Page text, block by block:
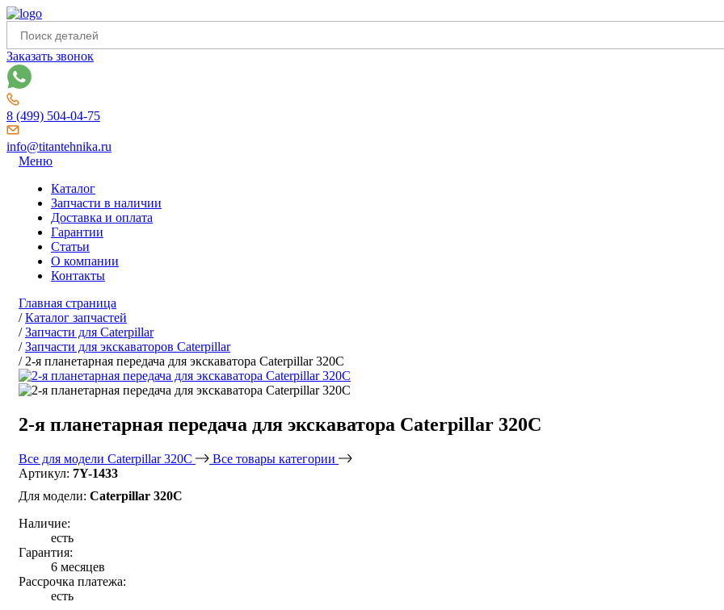
Заказать звонок
8 (499) 504-04-75
info@titantehnika.ru
Меню
Каталог
Запчасти в наличии
Доставка и оплата
Гарантии
Статьи
О компании
Контакты
Главная страница
/Каталог запчастей
/Запчасти для Caterpillar
/Запчасти для экскаваторов Caterpillar
/ 2-я планетарная передача для экскаватора Caterpillar 320C
2-я планетарная передача для экскаватора Caterpillar 320C
Все для модели Caterpillar 320C
Все товары категории
Артикул: 7Y-1433
Для модели: Caterpillar 320C
Наличие:
есть
Гарантия:
6 месяцев
Рассрочка платежа:
есть